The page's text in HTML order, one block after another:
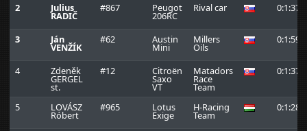
2 Julius
RADIČ
#867 Peugot
206RC
Rival car
3 Ján
VENŽÍK
#62 Austin
Mini
Millers
Oils
4 Zdeněk
GERGEL
st.
#12 Citroën
Saxo
VT
Matadors
Race
Team
5 LOVÁSZ
Róbert
#965 Lotus
Exige
H-Racing
Team